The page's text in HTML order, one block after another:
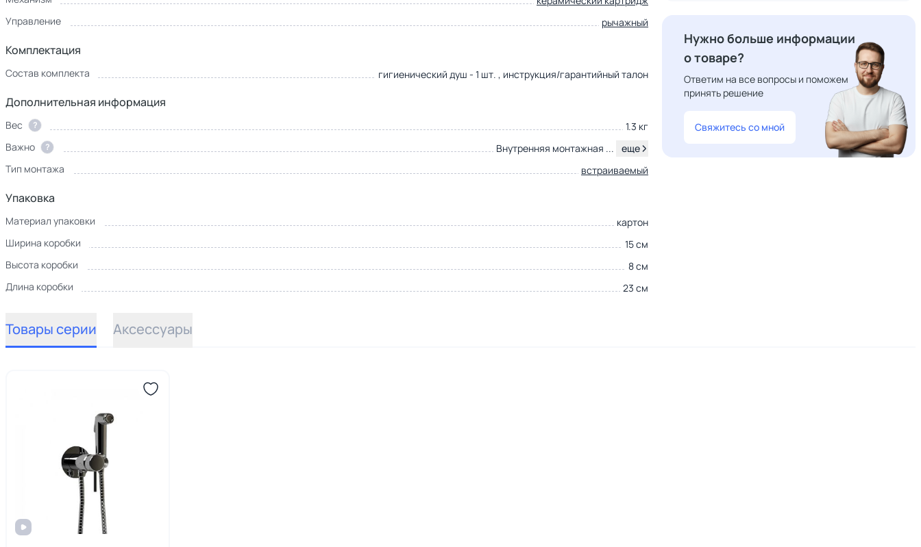
Управление
рычажный
Комплектация
Состав комплекта гигиенический душ - 1 шт. , инструкция/гарантийный талон
Дополнительная информация
Вес ?
1.3 кг
Важно
? Внутренняя монтажная ... еще
Тип монтажа встраиваемый
Упаковка
Материал упаковки
картон
Ширина коробки
15 см
Высота коробки
8 см
Длина коробки
23 см
Нужно больше информации
о товаре?
Ответим на все вопросы и поможем
принять решение
Свяжитесь со мной
Товары серии Аксессуары